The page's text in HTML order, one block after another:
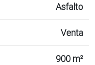
Asfalto
Venta
900 m²